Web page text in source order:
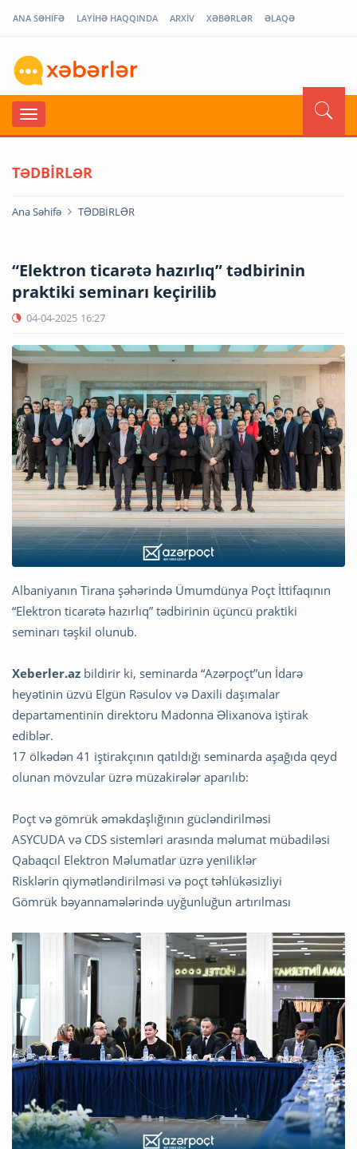
ANA SƏHİFƏ LAYİHƏ HAQQINDA ARXİV XƏBƏRLƏR ƏLAQƏ
TƏDBİRLƏR
Ana Səhifə TƏDBİRLƏR
“Elektron ticarətə hazırlıq” tədbirinin
praktiki seminarı keçirilib
04-04-2025 16:27
Albaniyanın Tirana şəhərində Ümumdünya Poçt İttifaqının
“Elektron ticarətə hazırlıq” tədbirinin üçüncü praktiki
seminarı təşkil olunub.
Xeberler.az bildirir ki, seminarda “Azərpoçt”un İdarə
heyətinin üzvü Elgün Rəsulov və Daxili daşımalar
departamentinin direktoru Madonna Əlixanova iştirak
ediblər.
17 ölkədən 41 iştirakçının qatıldığı seminarda aşağıda qeyd
olunan mövzular üzrə müzakirələr aparılıb:
Poçt və gömrük əməkdaşlığının gücləndirilməsi
ASYCUDA və CDS sistemləri arasında məlumat mübadiləsi
Qabaqcıl Elektron Məlumatlar üzrə yeniliklər
Risklərin qiymətləndirilməsi və poçt təhlükəsizliyi
Gömrük bəyannamələrində uyğunluğun artırılması